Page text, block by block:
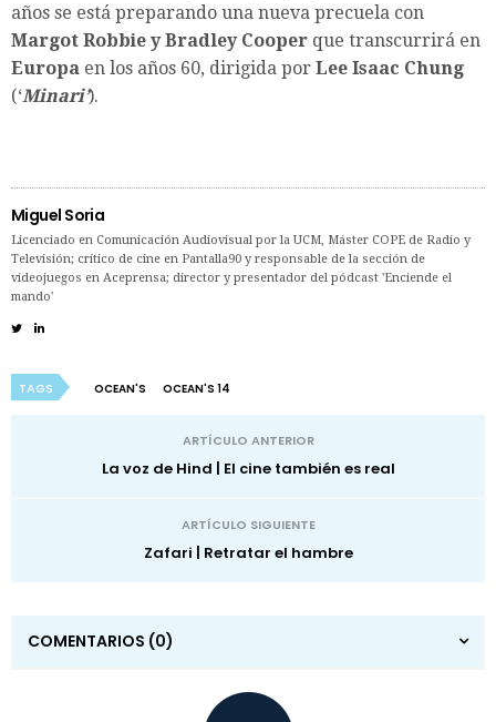
años se está preparando una nueva precuela con
Margot Robbie y Bradley Cooper que transcurrirá en
Europa en los años 60, dirigida por Lee Isaac Chung
(‘Minari’).
Miguel Soria
Licenciado en Comunicación Audiovisual por la UCM, Máster COPE de Radio y
Televisión; crítico de cine en Pantalla90 y responsable de la sección de
videojuegos en Aceprensa; director y presentador del pódcast 'Enciende el
mando'
TAGS OCEAN'S OCEAN'S 14
ARTÍCULO ANTERIOR
La voz de Hind | El cine también es real
ARTÍCULO SIGUIENTE
Zafari | Retratar el hambre
COMENTARIOS (0)